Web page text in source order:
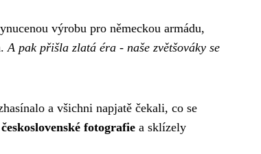
výrobu pro německou armádu,
A pak přišla zlatá éra - naše zvětšováky se
a všichni napjatě čekali, co se
fotografie a sklízely